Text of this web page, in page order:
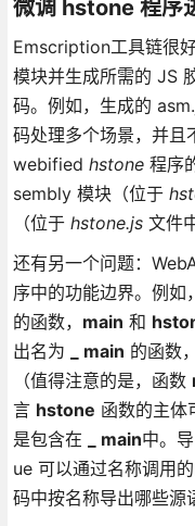
微调 hstone 程序
Emscription工具链很
模块并生成所需的 JS
码。例如，生成的
码处理多个场景，并且
webified hstone程序
sembly 模块（位于
（位于 hstone.js文件
还有另一个问题：
序中的功能边界。例如
的函数， main 和
出名为
_ main 的函数
（值得注意的是，函数
言 hstone 函数的主体
是包含在
_ main中。
ue 可以通过名称调用
码中按名称导出哪些源